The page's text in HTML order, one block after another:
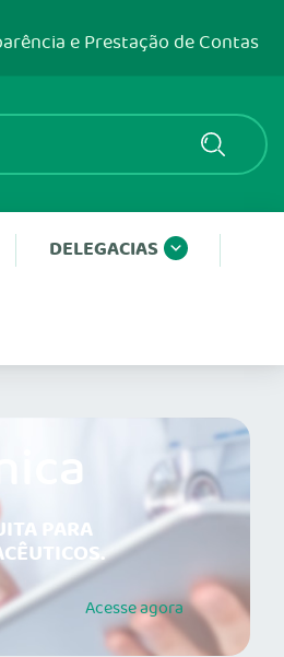
e Prestação de Contas
DELEGACIAS
PARA
Acesseagora